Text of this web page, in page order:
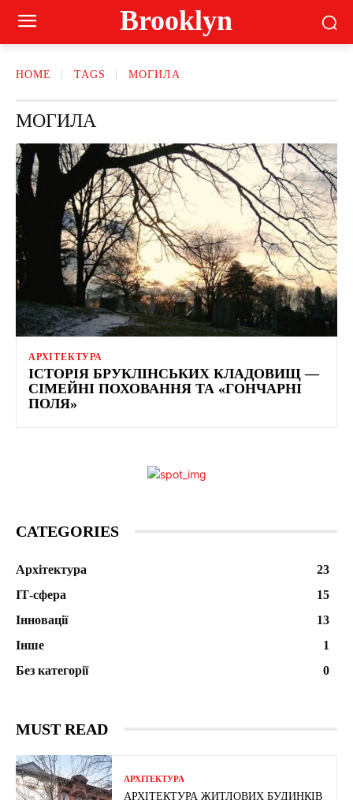
Brooklyn
HOME TAGS МОГИЛА
МОГИЛА
АРХІТЕКТУРА
ІСТОРІЯ БРУКЛІНСЬКИХ КЛАДОВИЩ —
СІМЕЙНІ ПОХОВАННЯ ТА «ГОНЧАРНІ
ПОЛЯ»
CATEGORIES
Архітектура
23
ІТ-сфера
15
Інновації
13
Інше
1
Без категорії
0
MUST READ
АРХІТЕКТУРА
АРХІТЕКТУРА ЖИТЛОВИХ БУДИНКІВ